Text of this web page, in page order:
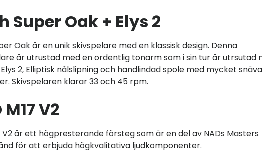
Super Oak + Elys 2
Oak är en unik skivspelare med en klassisk design. Denna
är utrustad med en ordentlig tonarm som i sin tur är utrsutad
2, Elliptisk nålslipning och handlindad spole med mycket snäva
Skivspelaren klarar 33 och 45 rpm.
M17 V2
V2 är ett högpresterande försteg som är en del av NADs Masters
för att erbjuda högkvalitativa ljudkomponenter.